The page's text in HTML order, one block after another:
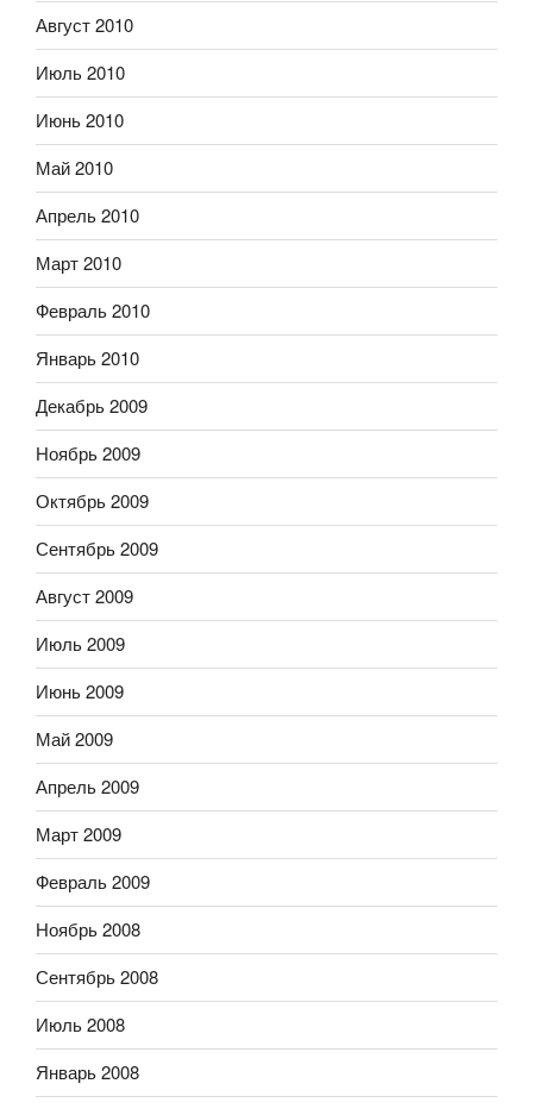
Август 2010
Июль 2010
Июнь 2010
Май 2010
Апрель 2010
Март 2010
Февраль 2010
Январь 2010
Декабрь 2009
Ноябрь 2009
Октябрь 2009
Сентябрь 2009
Август 2009
Июль 2009
Июнь 2009
Май 2009
Апрель 2009
Март 2009
Февраль 2009
Ноябрь 2008
Сентябрь 2008
Июль 2008
Январь 2008